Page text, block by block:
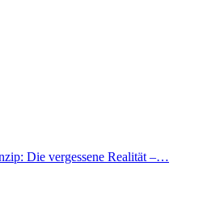
Die vergessene Realität –…